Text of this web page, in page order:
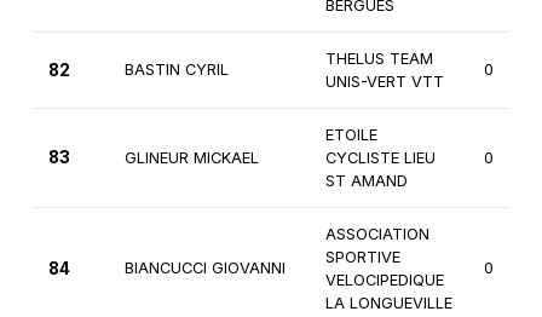
BERGUES
82 BASTIN CYRIL
THELUS TEAM
UNIS-VERT VTT
0
83 GLINEUR MICKAEL
ETOILE
CYCLISTE LIEU
ST AMAND
0
84 BIANCUCCI GIOVANNI
ASSOCIATION
SPORTIVE
VELOCIPEDIQUE
LA LONGUEVILLE
0